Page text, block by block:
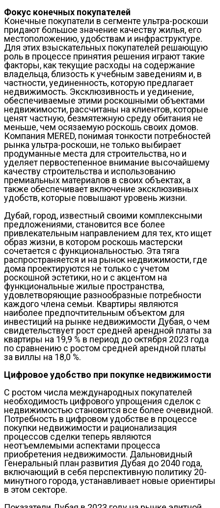
Фокус конечных покупателей
Конечные покупатели в сегменте ультра-роскоши
придают большое значение качеству жилья, его
местоположению, удобствам и инфраструктуре.
Для этих взыскательных покупателей решающую
роль в процессе принятия решения играют такие
факторы, как текущие расходы на содержание
владельца, близость к учебным заведениям и, в
частности, уединенность, которую предлагает
недвижимость. Эксклюзивность и уединение,
обеспечиваемые этими роскошными объектами
недвижимости, рассчитаны на клиентов, которые
ценят частную, безмятежную среду обитания не
меньше, чем осязаемую роскошь своих домов.
Компания MERED, понимая тонкости потребностей
рынка ультра-роскоши, не только выбирает
продуманные места для строительства, но и
уделяет первостепенное внимание высочайшему
качеству строительства и использованию
премиальных материалов в своих объектах, а
также обеспечивает включение эксклюзивных
удобств, которые повышают уровень жизни.
Дубай, город, известный своими комплексными
предложениями, становится все более
привлекательным направлением для тех, кто ищет
образ жизни, в котором роскошь мастерски
сочетается с функциональностью. Эта тяга
распространяется и на рынок недвижимости, где
дома проектируются не только с учетом
роскошной эстетики, но и с акцентом на
функциональные жилые пространства,
удовлетворяющие разнообразные потребности
каждого члена семьи. Квартиры являются
наиболее предпочтительным объектом для
инвестиций на рынке недвижимости Дубая, о чем
свидетельствует рост средней арендной платы за
квартиры на 19,9 % в период до октября 2023 года
по сравнению с ростом средней арендной платы
за виллы на 18,0 %.
Цифровое удобство при покупке недвижимости
С ростом числа международных покупателей
необходимость цифрового упрощения сделок с
недвижимостью становится все более очевидной.
Потребность в цифровом удобстве в процессе
покупки недвижимости и рационализация
процессов сделки теперь являются
неотъемлемыми аспектами процесса
приобретения недвижимости. Дальновидный
Генеральный план развития Дубая до 2040 года,
включающий в себя перспективную политику 20-
минутного города, устанавливает новые ориентиры
в этом секторе.